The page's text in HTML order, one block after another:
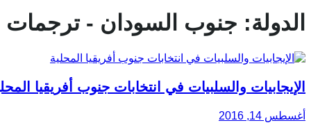
الدولة: جنوب السودان - ترجمات
الإيجابيات والسلبيات في انتخابات جنوب أفريقيا
أغسطس 14, 2016